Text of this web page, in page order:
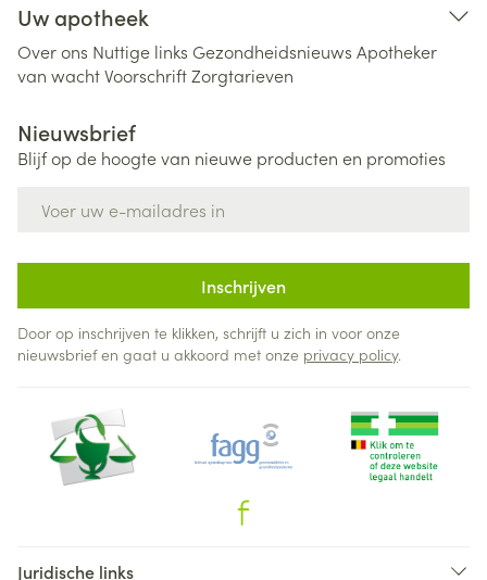
Uw apotheek
Over ons Nuttige links Gezondheidsnieuws Apotheker
van wachtVoorschriftZorgtarieven
Nieuwsbrief
Blijf op de hoogte van nieuwe producten en promoties
Inschrijven
Door op inschrijven te klikken, schrijft u zich in voor onze
nieuwsbrief en gaat u akkoord met onze privacy policy.
Juridische links